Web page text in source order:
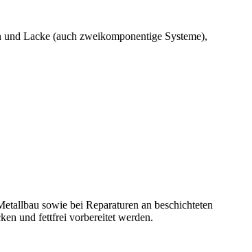
Lacke (auch zweikomponentige Systeme),
sowie bei Reparaturen an beschichteten
und fettfrei vorbereitet werden.